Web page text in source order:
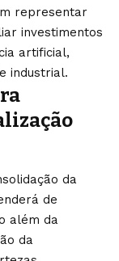
representar
investimentos
artificial,
industrial.
da
de
além da
da